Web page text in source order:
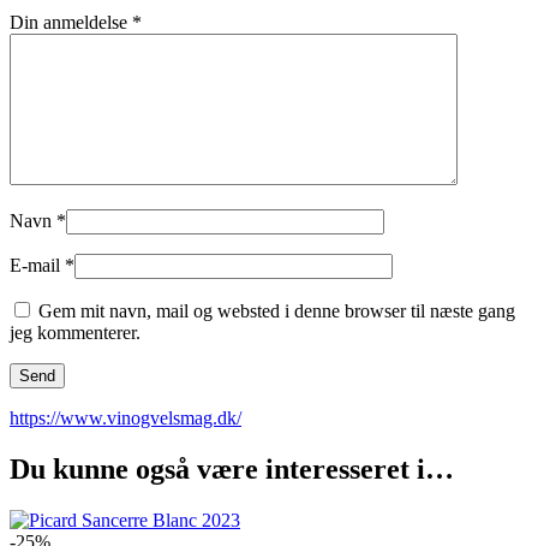
Din anmeldelse *
Navn *
E-mail *
Gem mit navn, mail og websted i denne browser til næste gang
jeg kommenterer.
https://www.vinogvelsmag.dk/
Du kunne også være interesseret i…
-25%